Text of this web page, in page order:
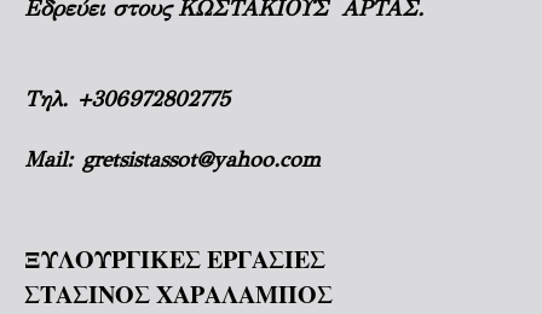
Εδρεύει στους ΚΩΣΤΑΚΙΟΥΣ ΑΡΤΑΣ.
Τηλ. +306972802775
Mail: gretsistassot@yahoo.com
ΞΥΛΟΥΡΓΙΚΕΣ ΕΡΓΑΣΙΕΣ
ΣΤΑΣΙΝΟΣ ΧΑΡΑΛΑΜΠΟΣ